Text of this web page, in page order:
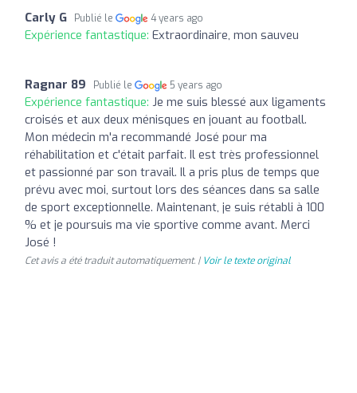
Carly G Publié le 4 years ago
Expérience fantastique: Extraordinaire, mon sauveu
Ragnar 89 Publié le 5 years ago
Expérience fantastique: Je me suis blessé aux ligaments
croisés et aux deux ménisques en jouant au football.
Mon médecin m'a recommandé José pour ma
réhabilitation et c'était parfait. Il est très professionnel
et passionné par son travail. Il a pris plus de temps que
prévu avec moi, surtout lors des séances dans sa salle
de sport exceptionnelle. Maintenant, je suis rétabli à 100
% et je poursuis ma vie sportive comme avant. Merci
José !
Cet avis a été traduit automatiquement. | Voir le texte original